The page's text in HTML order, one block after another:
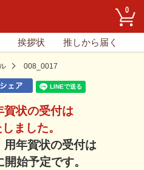
0
挨拶状 推しから届く
008_0017
状の受付は
ました。
年賀状の受付は
始予定です。